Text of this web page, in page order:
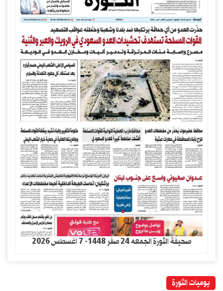
صحيفة الثورة الجمعه 24 صفر 1448- 7 اغسطس 2026
يوميات الثورة